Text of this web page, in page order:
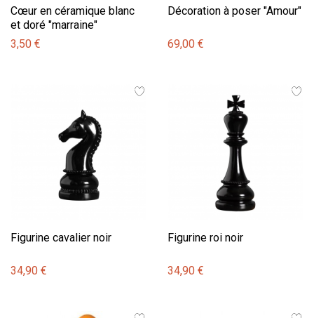
Cœur en céramique blanc
et doré "marraine"
3,50 €
Décoration à poser "Amour"
69,00 €
Figurine cavalier noir
34,90 €
Figurine roi noir
34,90 €